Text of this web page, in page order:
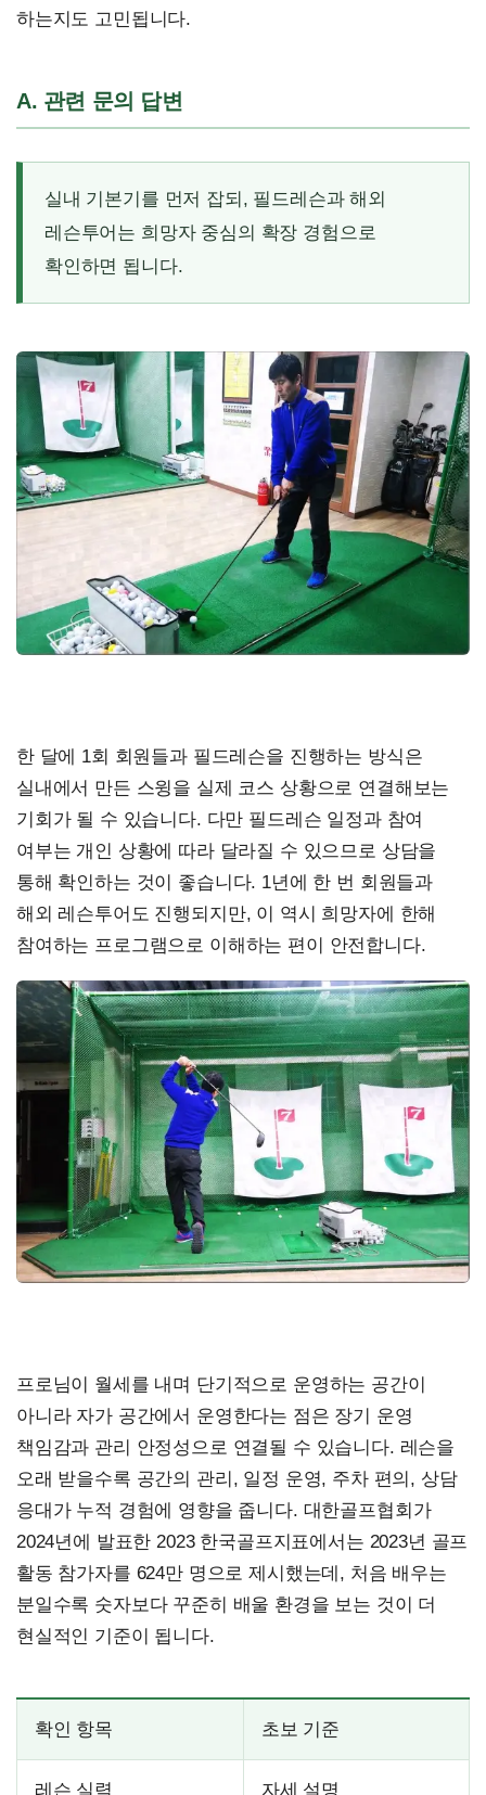
하는지도 고민됩니다.
A. 관련 문의 답변
실내 기본기를 먼저 잡되, 필드레슨과 해외
레슨투어는 희망자 중심의 확장 경험으로
확인하면 됩니다.
한 달에 1회 회원들과 필드레슨을 진행하는 방식은
실내에서 만든 스윙을 실제 코스 상황으로 연결해보는
기회가 될 수 있습니다. 다만 필드레슨 일정과 참여
여부는 개인 상황에 따라 달라질 수 있으므로 상담을
통해 확인하는 것이 좋습니다. 1년에 한 번 회원들과
해외 레슨투어도 진행되지만, 이 역시 희망자에 한해
참여하는 프로그램으로 이해하는 편이 안전합니다.
프로님이 월세를 내며 단기적으로 운영하는 공간이
아니라 자가 공간에서 운영한다는 점은 장기 운영
책임감과 관리 안정성으로 연결될 수 있습니다. 레슨을
오래 받을수록 공간의 관리, 일정 운영, 주차 편의, 상담
응대가 누적 경험에 영향을 줍니다. 대한골프협회가
2024년에 발표한 2023 한국골프지표에서는 2023년 골프
활동 참가자를 624만 명으로 제시했는데, 처음 배우는
분일수록 숫자보다 꾸준히 배울 환경을 보는 것이 더
현실적인 기준이 됩니다.
확인 항목 초보 기준
레슨 실력 자세 설명